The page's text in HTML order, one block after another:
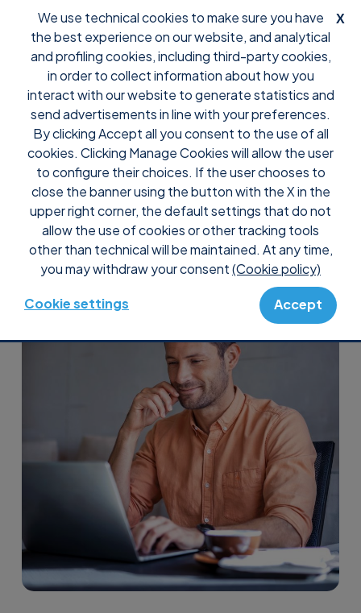
X
We use technical cookies to make sure you have
the best experience on our website, and analytical
and profiling cookies, including third-party cookies,
in order to collect information about how you
interact with our website to generate statistics and
send advertisements in line with your preferences.
By clicking Accept all you consent to the use of all
cookies. Clicking Manage Cookies will allow the user
to configure their choices. If the user chooses to
close the banner using the button with the X in the
upper right corner, the default settings that do not
allow the use of cookies or other tracking tools
other than technical will be maintained. At any time,
you may withdraw your consent(Cookie policy)
Cookie settings Accept
La solución fácil y
segura para el
Trabajo a Distancia